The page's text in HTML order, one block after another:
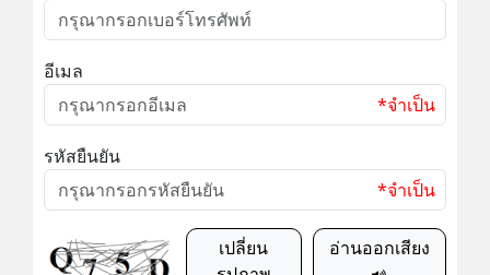
อีเมล
*จำเป็น
รหัสยืนยัน
*จำเป็น
เปลี่ยน
อ่านออกเสียง